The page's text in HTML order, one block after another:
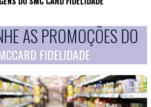
AS PROMOÇÕES DO
FIDELIDADE